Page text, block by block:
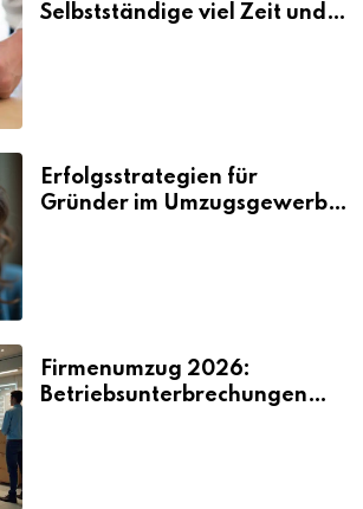
Selbstständige viel Zeit und
Erfolgsstrategien für
Gründer im Umzugsgewerbe
Firmenumzug 2026:
Betriebsunterbrechungen